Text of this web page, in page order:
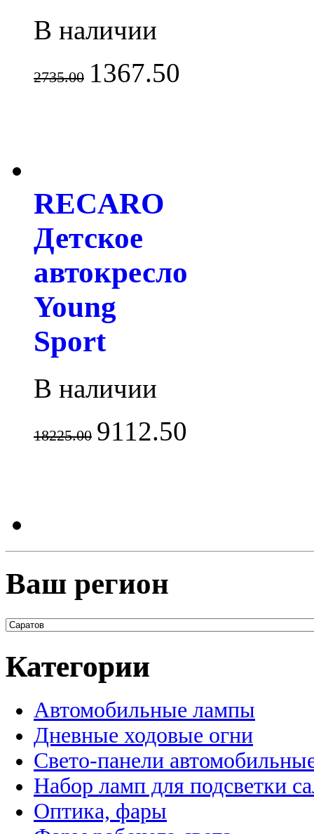
В наличии
2735.00 1367.50
RECARO
Детское
автокресло
Young
Sport
В наличии
18225.00 9112.50
Ваш регион
Категории
Автомобильные лампы
Дневные ходовые огни
Свето-панели
Набор ламп для подсветки
Оптика, фары